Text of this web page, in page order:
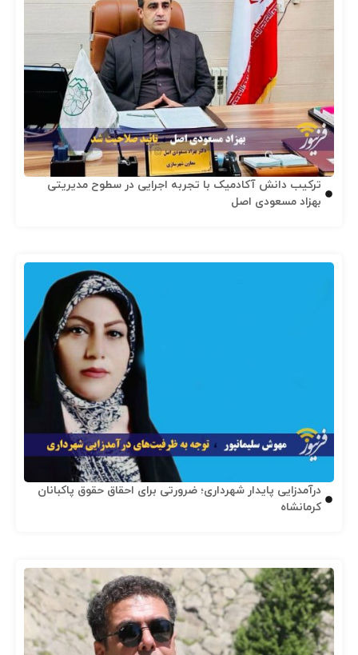
ترکیب دانش آکادمیک با تجربه اجرایی در سطوح مدیریتی
بهزاد مسعودی اصل
درآمدزایی پایدار شهرداری؛ ضرورتی برای احقاق حقوق پاکبانان
کرمانشاه